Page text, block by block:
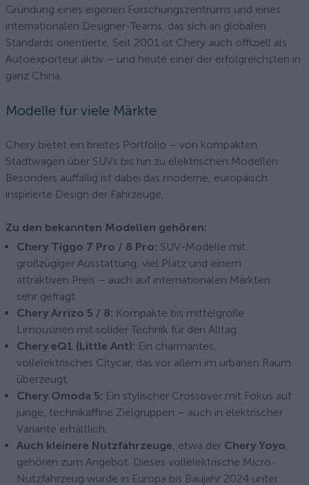
Gründung eines eigenen Forschungszentrums und eines
internationalen Designer-Teams, das sich an globalen
Standards orientierte. Seit 2001 ist Chery auch offiziell als
Autoexporteur aktiv – und heute einer der erfolgreichsten in
ganz China.
Modelle für viele Märkte
Chery bietet ein breites Portfolio – von kompakten
Stadtwagen über SUVs bis hin zu elektrischen Modellen.
Besonders auffällig ist dabei das moderne, europäisch
inspirierte Design der Fahrzeuge.
Zu den bekannten Modellen gehören:
Chery Tiggo 7 Pro / 8 Pro: SUV-Modelle mit
großzügiger Ausstattung, viel Platz und einem
attraktiven Preis – auch auf internationalen Märkten
sehr gefragt.
Chery Arrizo 5 / 8: Kompakte bis mittelgroße
Limousinen mit solider Technik für den Alltag.
Chery eQ1 (Little Ant): Ein charmantes,
vollelektrisches Citycar, das vor allem im urbanen Raum
überzeugt.
Chery Omoda 5: Ein stylischer Crossover mit Fokus auf
junge, technikaffine Zielgruppen – auch in elektrischer
Variante erhältlich.
Auch kleinere Nutzfahrzeuge, etwa der Chery Yoyo,
gehören zum Angebot. Dieses vollelektrische Micro-
Nutzfahrzeug wurde in Europa bis Baujahr 2024 unter